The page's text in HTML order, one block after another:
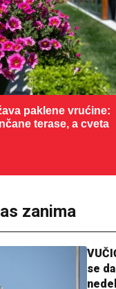
paklene vrućine:
terase, a cveta
zanima
se